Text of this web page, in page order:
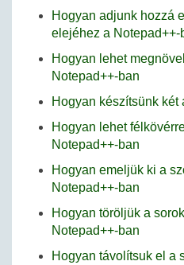
Hogyan adjunk hozzá
elejéhez a Notepad++-
Hogyan lehet
Notepad++-ban
Hogyan készítsünk két
Hogyan lehet
Notepad++-ban
Hogyan emeljük ki a
Notepad++-ban
Hogyan töröljük a
Notepad++-ban
Hogyan távolítsuk el a